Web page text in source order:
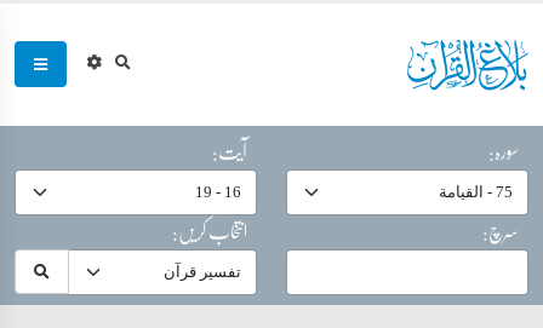
سورہ:
آیت:
سرچ:
انتخاب کریں: